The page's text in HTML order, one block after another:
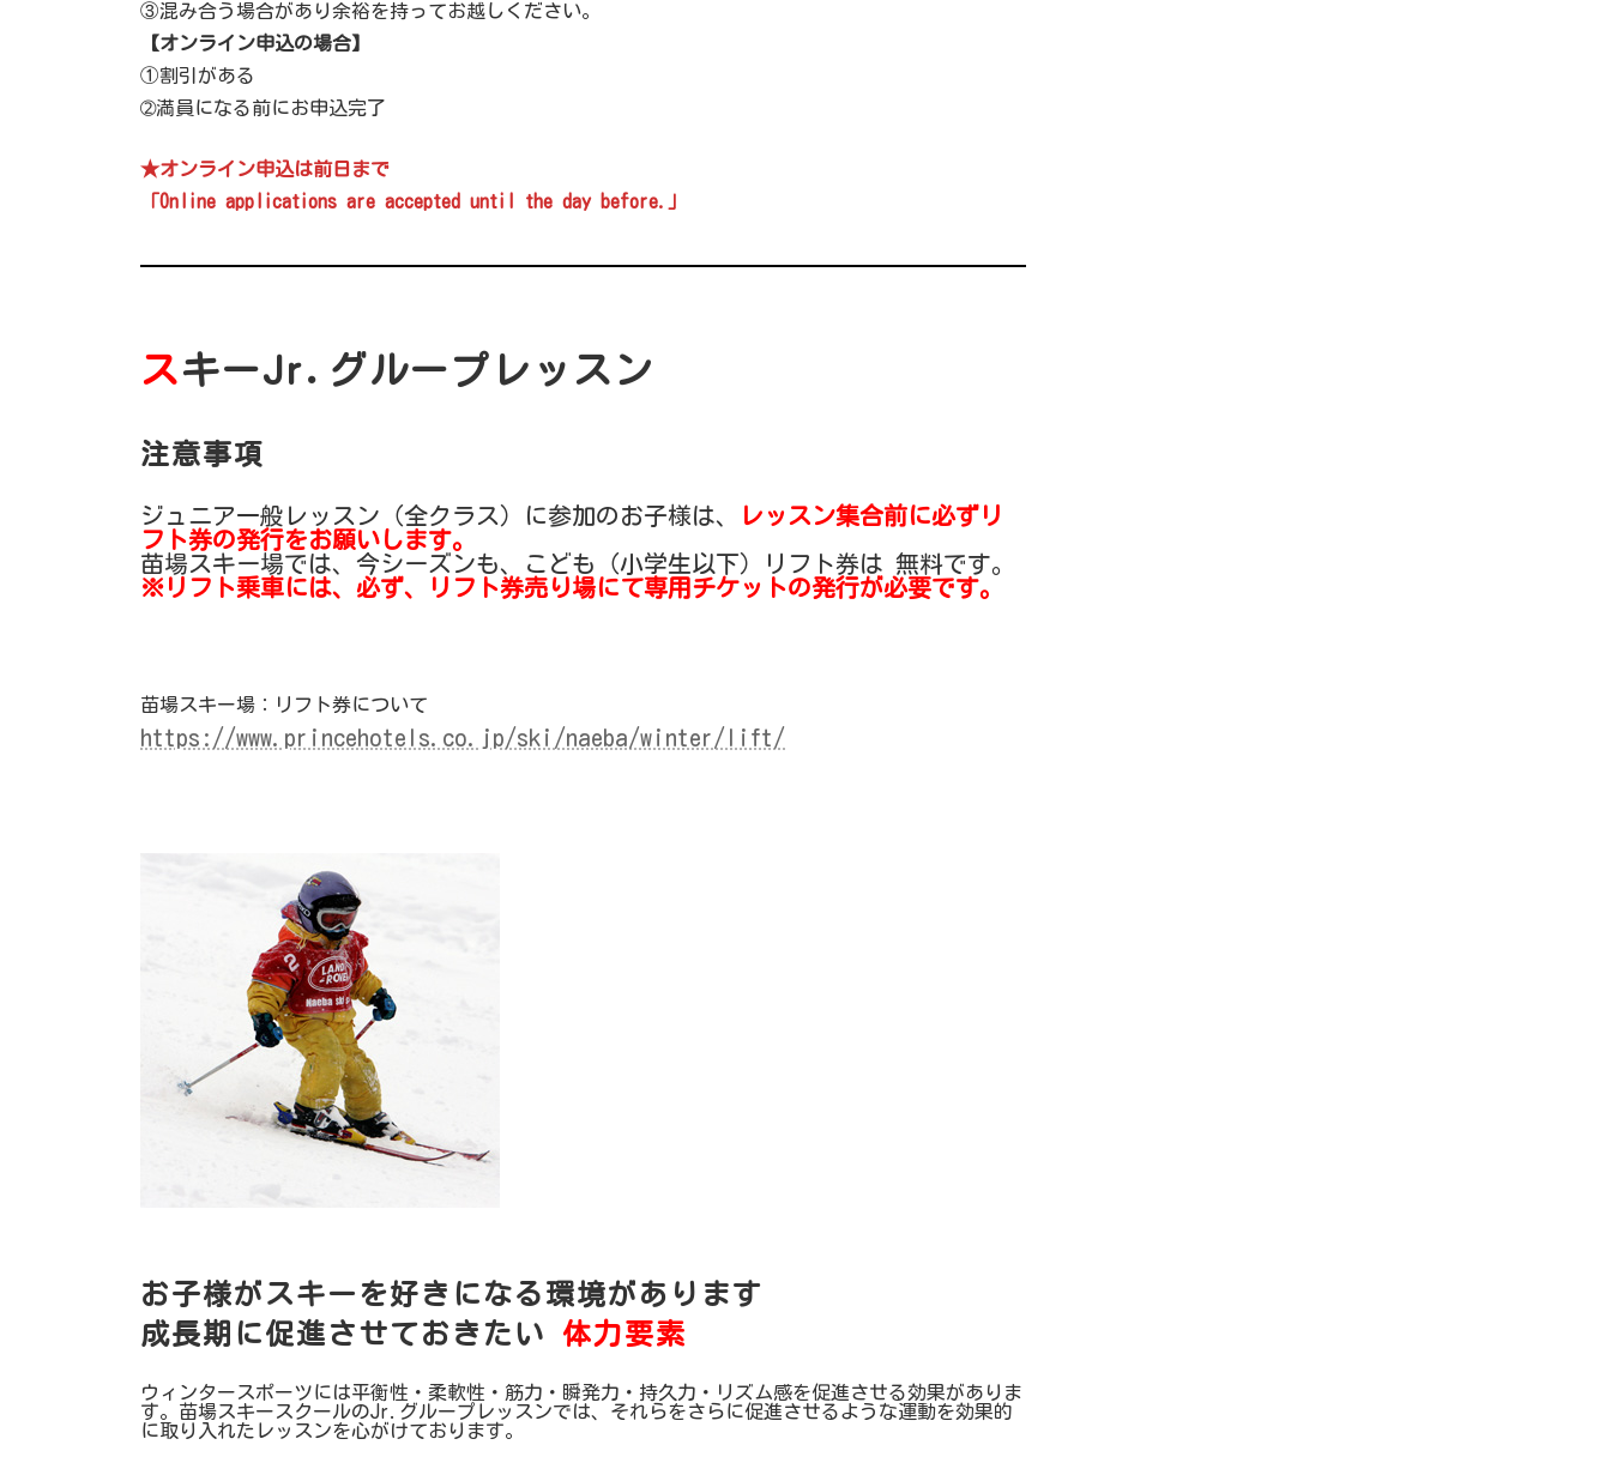
③混み合う場合があり余裕を持ってお越しください。
【オンライン申込の場合】
①割引がある
➁満員になる前にお申込完了
★オンライン申込は前日まで
「Online applications are accepted until the day before.」
スキーJr.グループレッスン
注意事項
ジュニア一般レッスン（全クラス）に参加のお子様は、
レッスン集合前に必ずリ
フト券の発行をお願いします。
苗場スキー場では、今シーズンも、こども（小学生以下）リフト券は 無料です。
※リフト乗車には、必ず、リフト券売り場にて専用チケットの発行が必要です。
苗場スキー場：リフト券について
https://www.princehotels.co.jp/ski/naeba/winter/lift/
お子様がスキーを好きになる環境があります
成長期に促進させておきたい 体力要素
ウィンタースポーツには平衡性・柔軟性・筋力・瞬発力・持久力・リズム感を促進させる効果がありま
す。苗場スキースクールのJr.グループレッスンでは、それらをさらに促進させるような運動を効果的
に取り入れたレッスンを心がけております。